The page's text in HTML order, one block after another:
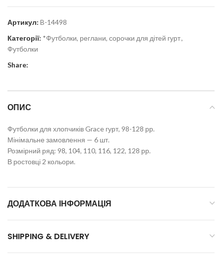
Артикул: B-14498
Категорії: *Футболки, реглани, сорочки для дітей гурт,
Футболки
Share:
ОПИС
Футболки для хлопчиків Grace гурт, 98-128 рр.
Мінімальне замовлення — 6 шт.
Розмірний ряд: 98, 104, 110, 116, 122, 128 рр.
В ростовці 2 кольори.
ДОДАТКОВА ІНФОРМАЦІЯ
SHIPPING & DELIVERY